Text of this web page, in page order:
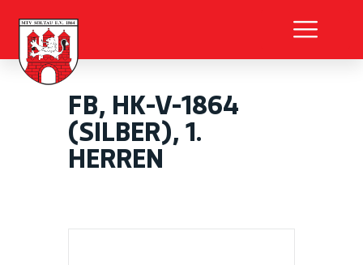
FB, HK-V-1864
(SILBER), 1.
HERREN